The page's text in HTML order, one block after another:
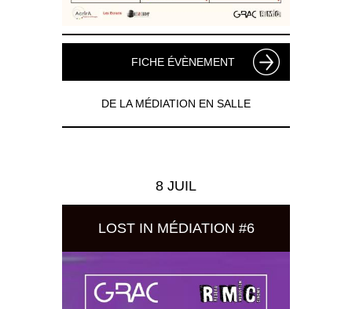
FICHE ÉVÈNEMENT
DE LA MÉDIATION EN SALLE
8 JUIL
LOST IN MÉDIATION #6